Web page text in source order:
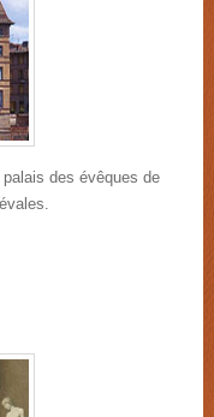
des évêques de